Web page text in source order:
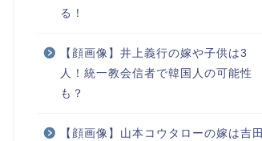
る！
【顔画像】井上義行の嫁や子供は3
人！統一教会信者で韓国人の可能性
も？
【顔画像】山本コウタローの嫁は吉田